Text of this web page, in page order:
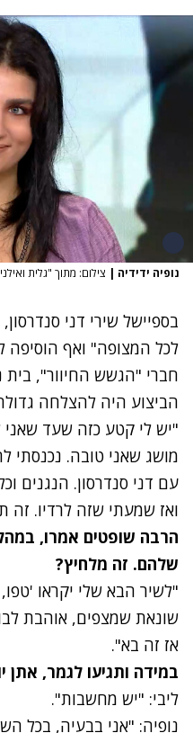
נופיה ידידיה | צילום: מתוך "גלית
בספיישל שירי דני
לכל המצופה" ואף הוסיפה
חברי "הגשש החיוור",
הביצוע היה להצלחה
"יש לי קטע כזה שעד שאני
מושג שאני טובה. נכנסתי
עם דני סנדרסון. הנגנים
ואז שמעתי שזה לרדיו. זה
הרבה שופטים אמרו,
שלהם. זה מלחיץ?
"לשיר הבא שלי יקראו
שונאת שמצפים, אוהבת
אז זה בא".
במידה ותגיעו לגמר, אתן
ליבי: "יש מחשבות".
נופיה: "אני בבעיה, בכל